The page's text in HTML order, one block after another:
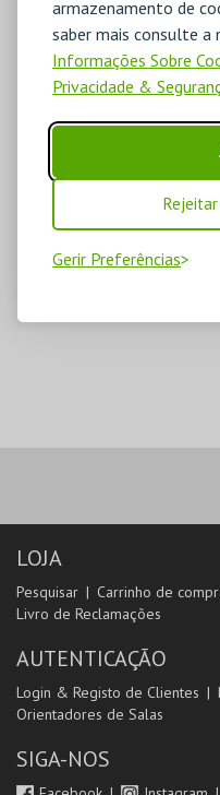
armazenamento de
saber mais consulte a
Informações Sobre
Privacidade &
Gerir Preferências
LOJA
Pesquisar Carrinho de
Livro de Reclamações
AUTENTICAÇÃO
Login & Registo de Clientes
Orientadores de Salas
SIGA-NOS